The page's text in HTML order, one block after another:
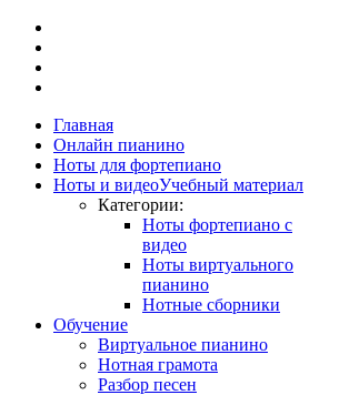
Главная
Онлайн пианино
Ноты для фортепиано
Ноты и видеоУчебный материал
Категории:
Ноты фортепиано с
видео
Ноты виртуального
пианино
Нотные сборники
Обучение
Виртуальное пианино
Нотная грамота
Разбор песен